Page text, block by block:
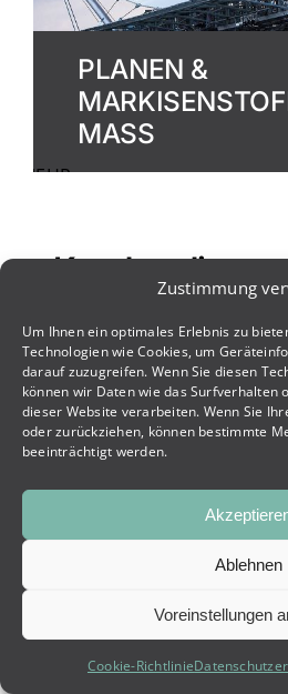
Zustimmung
Um Ihnen ein optimales Erlebnis zu
Technologien wie Cookies, um
darauf zuzugreifen. Wenn Sie diesen
können wir Daten wie das Surfverhalten
dieser Website verarbeiten. Wenn Sie
oder zurückziehen, können bestimmte
beeinträchtigt werden.
Ablehnen
Voreinstellungen
Cookie-Richtlinie
PLANEN &
MASS
MEHR
Kunden die
UNVERBINDLICH